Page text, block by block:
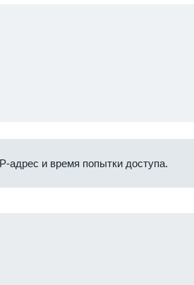
адрес и время попытки доступа.